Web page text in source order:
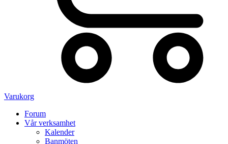
Varukorg
Forum
Vår verksamhet
Kalender
Banmöten